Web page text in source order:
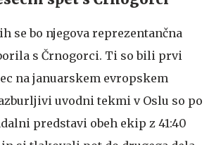
se bo njegova reprezentančna
s Črnogorci. Ti so bili prvi
na januarskem evropskem
uvodni tekmi v Oslu so po
predstavi obeh ekip z 41:40